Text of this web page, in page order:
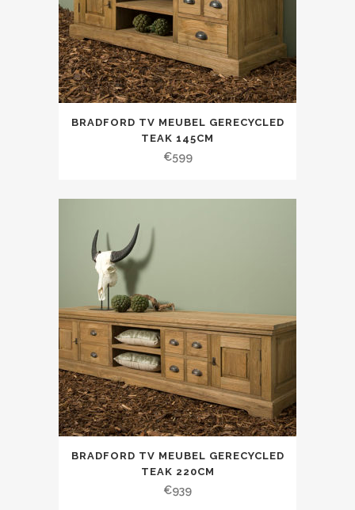
BRADFORD TV MEUBEL GERECYCLED
TEAK 145CM
€599
BRADFORD TV MEUBEL GERECYCLED
TEAK 220CM
€939